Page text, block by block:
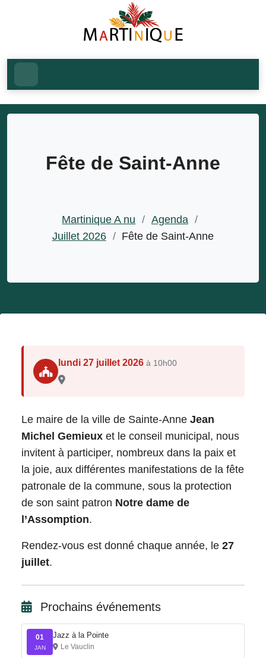
Fête de Saint-Anne
Martinique A nu / Agenda /
Juillet 2026 / Fête de Saint-Anne
lundi 27 juillet 2026 à 10h00
Le maire de la ville de Sainte-Anne Jean
Michel Gemieux et le conseil municipal, nous
invitent à participer, nombreux dans la paix et
la joie, aux différentes manifestations de la fête
patronale de la commune, sous la protection
de son saint patron Notre dame de
l’Assomption.
Rendez-vous est donné chaque année, le 27
juillet.
Prochains événements
01
JAN
Jazz à la Pointe
Le Vauclin